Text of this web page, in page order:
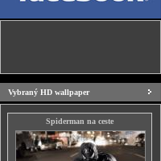
Vybraný HD wallpaper
Spiderman na ceste